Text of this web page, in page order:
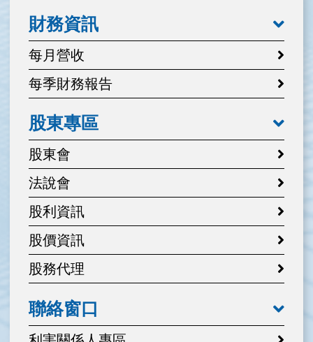
財務資訊
每月營收
每季財務報告
股東專區
股東會
法說會
股利資訊
股價資訊
股務代理
聯絡窗口